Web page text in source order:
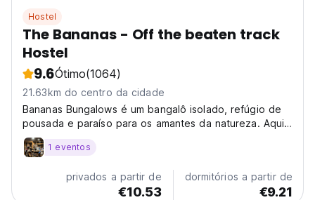
Hostel
The Bananas - Off the beaten track
Hostel
9.6Ótimo(1064)
21.63km do centro da cidade
Bananas Bungalows é um bangalô isolado, refúgio de
pousada e paraíso para os amantes da natureza. Aqui
você desfrutará de bangalôs confortáveis ​​com um
orçamento limitado.
1 eventos
privados a partir de
€10.53
dormitórios a partir de
€9.21